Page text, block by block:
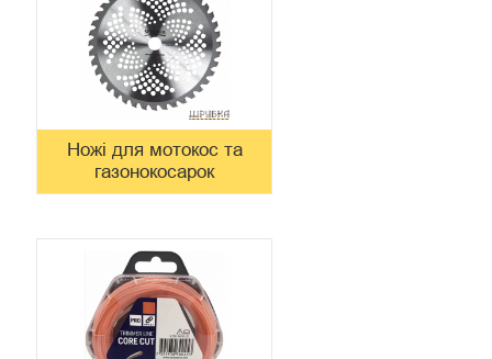
Ножі для мотокос та
газонокосарок